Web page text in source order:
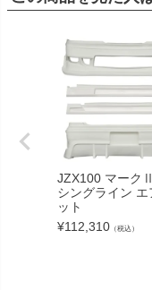
JZX100 マーク
シングライン エ
ット
¥112,310 （税込）